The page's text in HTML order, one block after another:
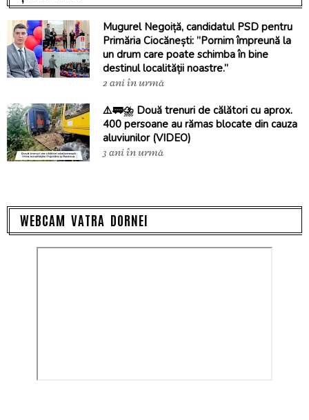
Mugurel Negoiță, candidatul PSD pentru
Primăria Ciocănești: ”Pornim împreună la
un drum care poate schimba în bine
destinul localității noastre.”
2 ani în urmă
⚠️🚃⛈️ Două trenuri de călători cu aprox.
400 persoane au rămas blocate din cauza
aluviunilor (VIDEO)
3 ani în urmă
WEBCAM VATRA DORNEI